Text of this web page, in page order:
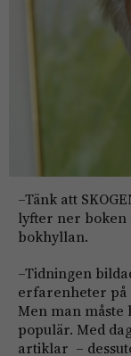
–Tänk att
lyfter ner boken
bokhyllan.
–Tidningen
erfarenheter på
Men man måste
populär. Med
artiklar –